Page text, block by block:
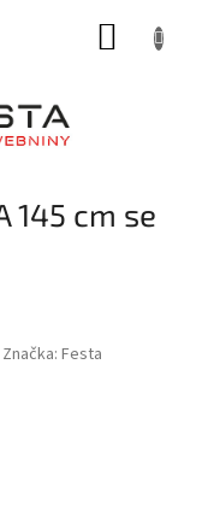
145 cm se
Značka:Festa